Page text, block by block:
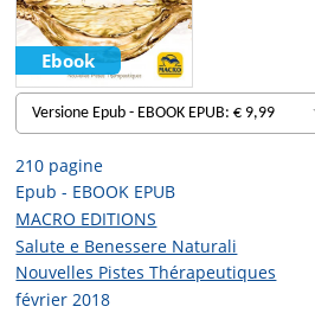
Ebook
Versione Epub - EBOOK EPUB: € 9,99
210 pagine
Epub - EBOOK EPUB
MACRO EDITIONS
Salute e Benessere Naturali
Nouvelles Pistes Thérapeutiques
février 2018